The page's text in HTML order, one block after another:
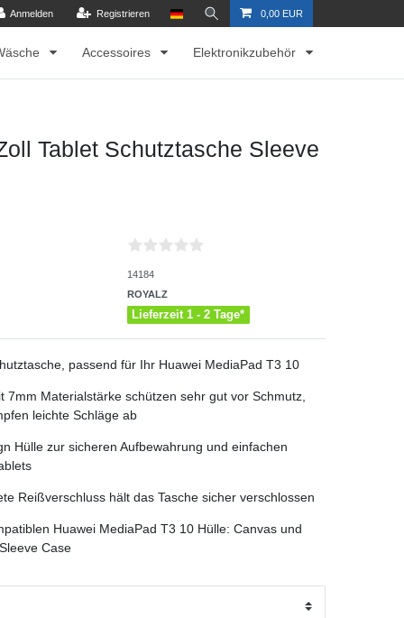
Anmelden Registrieren 0,00 EUR
Accessoires Elektronikzubehör
Tablet Schutztasche Sleeve
14184
ROYALZ
Lieferzeit 1 - 2 Tage*
passend für Ihr Huawei MediaPad T3 10
7mm Materialstärke schützen sehr gut vor Schmutz,
leichte Schläge ab
Hülle zur sicheren Aufbewahrung und einfachen
Reißverschluss hält das Tasche sicher verschlossen
Huawei MediaPad T3 10 Hülle: Canvas und
Case